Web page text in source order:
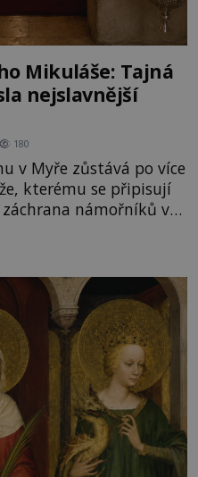
Mikuláše: Tajná
nejslavnější
180
v Myře zůstává po více
kterému se připisují
námořníků v
1087 a klidné místo
Skupina
přes moře do Bari.
nebezpečím, nebo